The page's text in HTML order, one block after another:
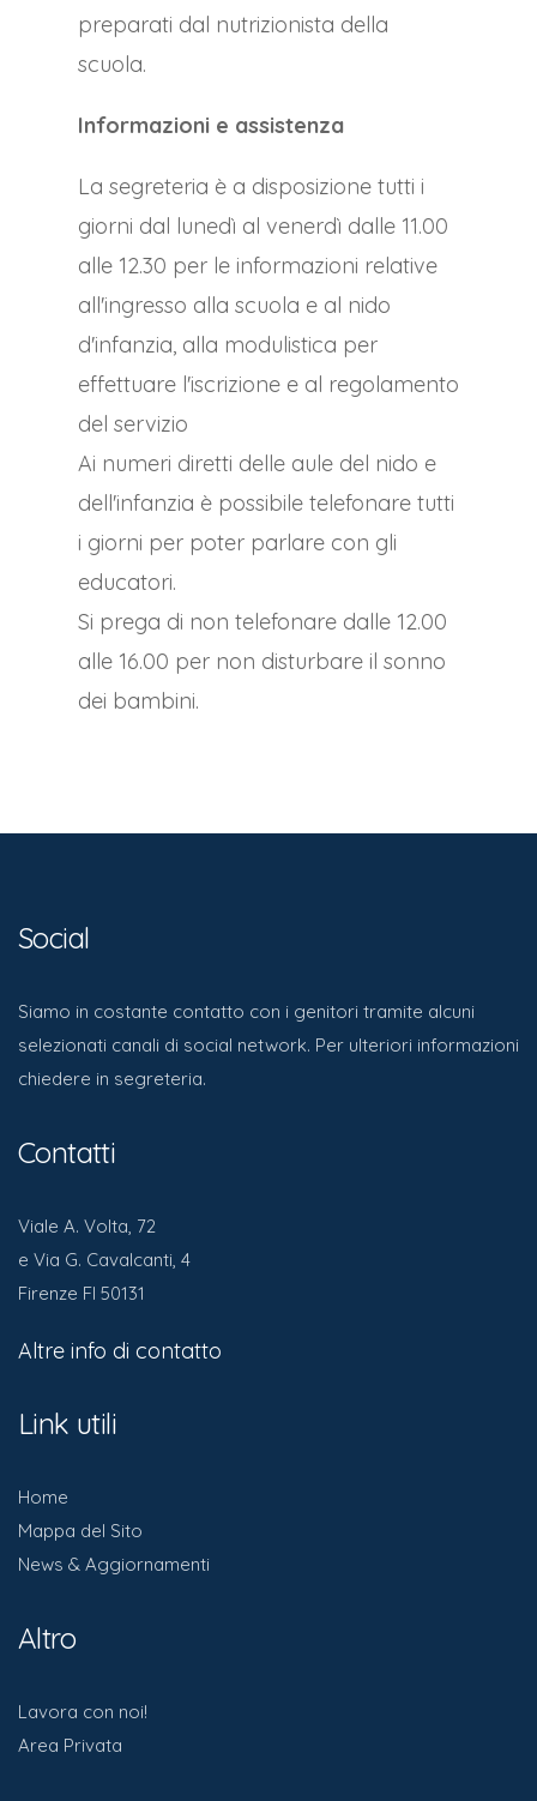
preparati dal nutrizionista della
scuola.
Informazioni e assistenza
La segreteria è a disposizione tutti i
giorni dal lunedì al venerdì dalle 11.00
alle 12.30 per le informazioni relative
all'ingresso alla scuola e al nido
d'infanzia, alla modulistica per
effettuare l'iscrizione e al regolamento
del servizio
Ai numeri diretti delle aule del nido e
dell'infanzia è possibile telefonare tutti
i giorni per poter parlare con gli
educatori.
Si prega di non telefonare dalle 12.00
alle 16.00 per non disturbare il sonno
dei bambini.
Social
Siamo in costante contatto con i genitori tramite alcuni
selezionati canali di social network. Per ulteriori informazioni
chiedere in segreteria.
Contatti
Viale A. Volta, 72
e Via G. Cavalcanti, 4
Firenze FI 50131
Altre info di contatto
Link utili
Home
Mappa del Sito
News & Aggiornamenti
Altro
Lavora con noi!
Area Privata